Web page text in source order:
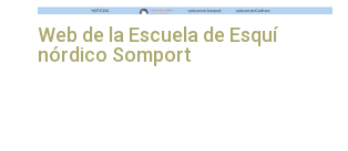
Web de la Escuela de Esquí
nórdico Somport